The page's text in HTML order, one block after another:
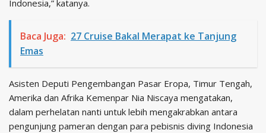
Indonesia,” katanya.
Baca Juga: 27 Cruise Bakal Merapat ke Tanjung
Emas
Asisten Deputi Pengembangan Pasar Eropa, Timur Tengah,
Amerika dan Afrika Kemenpar Nia Niscaya mengatakan,
dalam perhelatan nanti untuk lebih mengakrabkan antara
pengunjung pameran dengan para pebisnis diving Indonesia